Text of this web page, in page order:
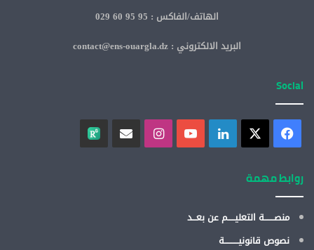
الهاتف/الفاكس : 95 95 60 029
البريد الالكتروني : contact@ens-ouargla.dz
Social
روابط مهمة
منصـــــــة التعليـــــم عن بعـــد
نصوص قانونيــــــــــة